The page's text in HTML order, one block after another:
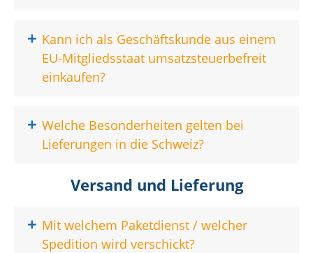
+ Kann ich als Geschäftskunde aus einem
EU-Mitgliedsstaat umsatzsteuerbefreit
einkaufen?
+ Welche Besonderheiten gelten bei
Lieferungen in die Schweiz?
Versand und Lieferung
+ Mit welchem Paketdienst / welcher
Spedition wird verschickt?